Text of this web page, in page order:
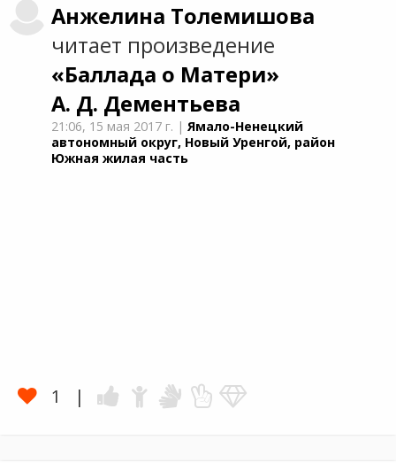
Анжелина Толемишова
читает произведение
«Баллада о Матери»
А. Д. Дементьевa
21:06, 15 мая 2017 г. |Ямало-Ненецкий
автономный округ, Новый Уренгой, район
Южная жилая часть
1